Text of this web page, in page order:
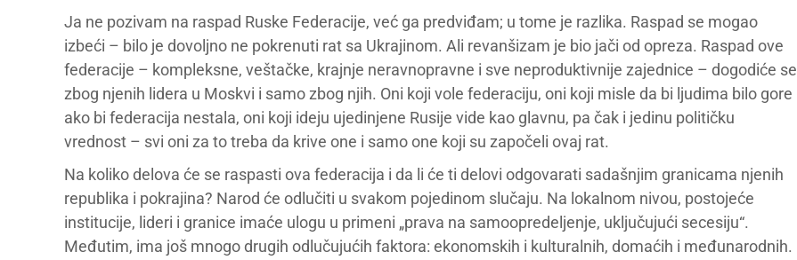
Ja ne pozivam na raspad Ruske Federacije, već ga predviđam; u tome je razlika. Raspad se mogao
izbeći – bilo je dovoljno ne pokrenuti rat sa Ukrajinom. Ali revanšizam je bio jači od opreza. Raspad ove
federacije – kompleksne, veštačke, krajnje neravnopravne i sve neproduktivnije zajednice – dogodiće se
zbog njenih lidera u Moskvi i samo zbog njih. Oni koji vole federaciju, oni koji misle da bi ljudima bilo gore
ako bi federacija nestala, oni koji ideju ujedinjene Rusije vide kao glavnu, pa čak i jedinu političku
vrednost – svi oni za to treba da krive one i samo one koji su započeli ovaj rat.
Na koliko delova će se raspasti ova federacija i da li će ti delovi odgovarati sadašnjim granicama njenih
republika i pokrajina? Narod će odlučiti u svakom pojedinom slučaju. Na lokalnom nivou, postojeće
institucije, lideri i granice imaće ulogu u primeni „prava na samoopredeljenje, uključujući secesiju“.
Međutim, ima još mnogo drugih odlučujućih faktora: ekonomskih i kulturalnih, domaćih i međunarodnih.